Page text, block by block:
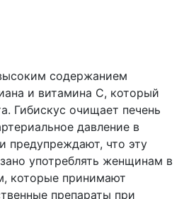
содержанием
и витамина С, который
Гибискус очищает печень
давление в
предупреждают, что эту
употреблять женщинам в
которые принимают
препараты при